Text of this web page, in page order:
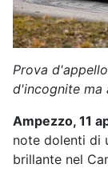
Prova
d'incognite
Ampezzo, 11
note dolenti di
brillante nel